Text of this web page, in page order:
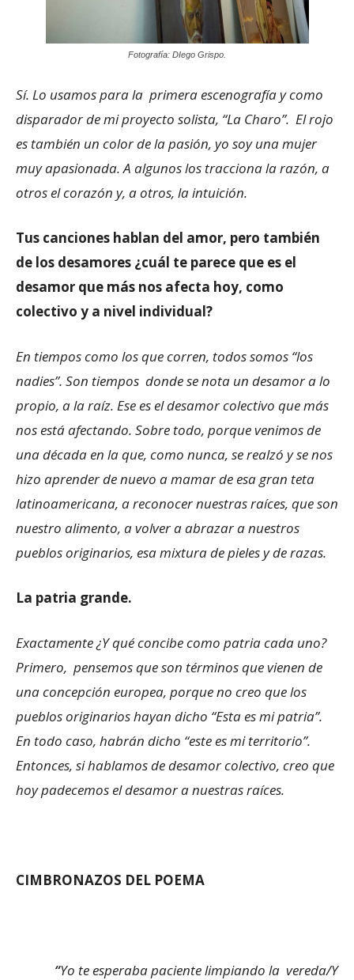
Fotografía: DIego Grispo.
Sí. Lo usamos para la primera escenografía y como
disparador de mi proyecto solista, “La Charo”. El rojo
es también un color de la pasión, yo soy una mujer
muy apasionada. A algunos los tracciona la razón, a
otros el corazón y, a otros, la intuición.
Tus canciones hablan del amor, pero también
de los desamores ¿cuál te parece que es el
desamor que más nos afecta hoy, como
colectivo y a nivel individual?
En tiempos como los que corren, todos somos “los
nadies”. Son tiempos donde se nota un desamor a lo
propio, a la raíz. Ese es el desamor colectivo que más
nos está afectando. Sobre todo, porque venimos de
una década en la que, como nunca, se realzó y se nos
hizo aprender de nuevo a mamar de esa gran teta
latinoamericana, a reconocer nuestras raíces, que son
nuestro alimento, a volver a abrazar a nuestros
pueblos originarios, esa mixtura de pieles y de razas.
La patria grande.
Exactamente ¿Y qué concibe como patria cada uno?
Primero, pensemos que son términos que vienen de
una concepción europea, porque no creo que los
pueblos originarios hayan dicho “Esta es mi patria”.
En todo caso, habrán dicho “este es mi territorio”.
Entonces, si hablamos de desamor colectivo, creo que
hoy padecemos el desamor a nuestras raíces.
CIMBRONAZOS DEL POEMA
“Yo te esperaba paciente limpiando la vereda/Y